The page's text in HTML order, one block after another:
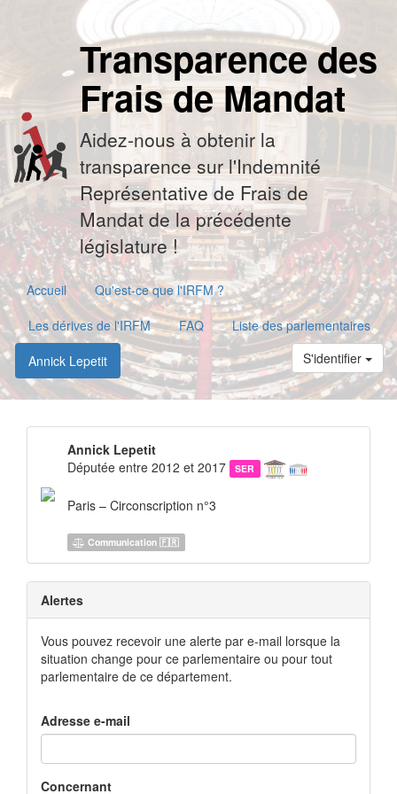
Transparence des
Frais de Mandat
Aidez-nous à obtenir la
transparence sur l'Indemnité
Représentative de Frais de
Mandat de la précédente
législature !
Accueil
Qu'est-ce que l'IRFM ?
Les dérives de l'IRFM
FAQ
Liste des parlementaires
Annick Lepetit
S'identifier
Annick Lepetit
Députée entre 2012 et 2017
SER
Paris – Circonscription n°3
Communication 🇫🇷
Alertes
Vous pouvez recevoir une alerte par e-mail lorsque la
situation change pour ce parlementaire ou pour tout
parlementaire de ce département.
Adresse e-mail
Concernant